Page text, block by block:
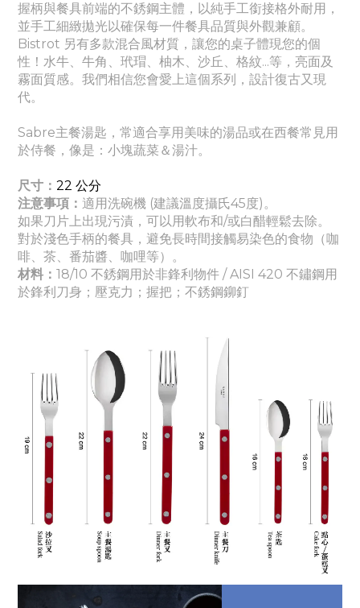
握柄與餐具前端的不銹鋼主體，以純手工銜接格外耐用，
並手工細緻拋光以確保每一件餐具品質與外觀兼顧。
Bistrot 另有多款混合風材質，讓您的桌子體現您的個
性！水牛、牛角、玳瑁、柚木、沙丘、格紋...等，亮面及
霧面質感。我們相信您會愛上這個系列，設計復古又現
代。
Sabre主餐湯匙，常適合享用美味的湯品或在西餐常見用
於侍餐，像是：小塊蔬菜＆湯汁。
尺寸： 22 公分
注意事項： 適用洗碗機 (建議溫度攝氏45度)。
如果刀片上出現污漬，可以用軟布和/或白醋輕鬆去除。
對於淺色手柄的餐具，避免長時間接觸易染色的食物（咖
啡、茶、番茄醬、咖哩等）。
材料： 18/10 不銹鋼用於非鋒利物件 / AISI 420 不鏽鋼用
於鋒利刀身 ；壓克力 ；握把 ； 不銹鋼鉚釘